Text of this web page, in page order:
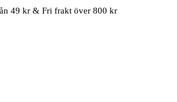
49 kr & Fri frakt över 800 kr